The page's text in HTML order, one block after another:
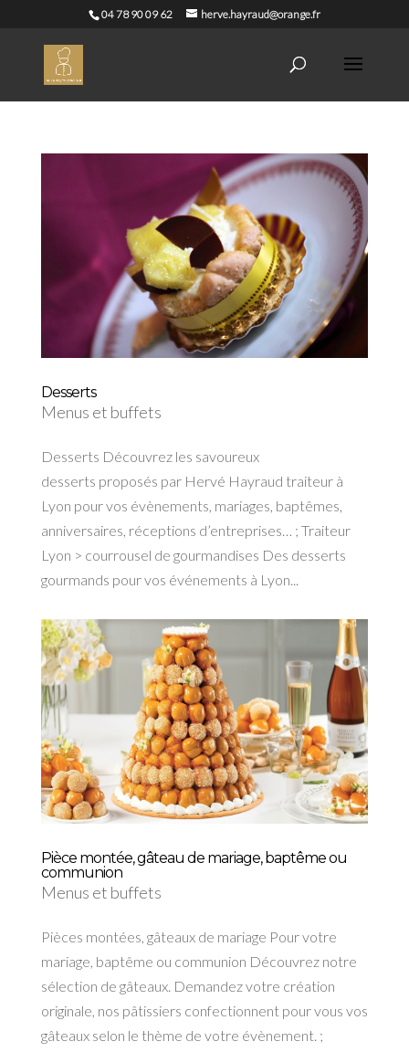
04 78 90 09 62 herve.hayraud@orange.fr
Desserts
Menus et buffets
Desserts Découvrez les savoureux
desserts proposés par Hervé Hayraud traiteur à
Lyon pour vos évènements, mariages, baptêmes,
anniversaires, réceptions d’entreprises… ; Traiteur
Lyon > courrousel de gourmandises Des desserts
gourmands pour vos événements à Lyon...
Pièce montée, gâteau de mariage, baptême ou
communion
Menus et buffets
Pièces montées, gâteaux de mariage Pour votre
mariage, baptême ou communion Découvrez notre
sélection de gâteaux. Demandez votre création
originale, nos pâtissiers confectionnent pour vous vos
gâteaux selon le thème de votre évènement. ;